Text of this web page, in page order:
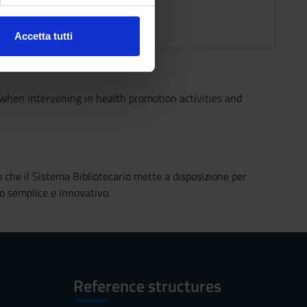
che hai fornito loro o
Accetta tutti
timetable
intervening in health promotion activities and
il Sistema Bibliotecario mette a disposizione per
semplice e innovativo.
Reference structures